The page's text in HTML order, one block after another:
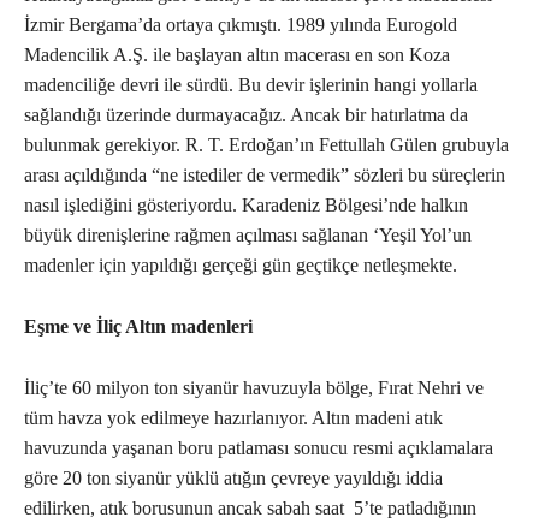
İzmir Bergama’da ortaya çıkmıştı. 1989 yılında Eurogold
Madencilik A.Ş. ile başlayan altın macerası en son Koza
madenciliğe devri ile sürdü. Bu devir işlerinin hangi yollarla
sağlandığı üzerinde durmayacağız. Ancak bir hatırlatma da
bulunmak gerekiyor. R. T. Erdoğan’ın Fettullah Gülen grubuyla
arası açıldığında “ne istediler de vermedik” sözleri bu süreçlerin
nasıl işlediğini gösteriyordu. Karadeniz Bölgesi’nde halkın
büyük direnişlerine rağmen açılması sağlanan ‘Yeşil Yol’un
madenler için yapıldığı gerçeği gün geçtikçe netleşmekte.
Eşme ve İliç Altın madenleri
İliç’te 60 milyon ton siyanür havuzuyla bölge, Fırat Nehri ve
tüm havza yok edilmeye hazırlanıyor. Altın madeni atık
havuzunda yaşanan boru patlaması sonucu resmi açıklamalara
göre 20 ton siyanür yüklü atığın çevreye yayıldığı iddia
edilirken, atık borusunun ancak sabah saat 5’te patladığının